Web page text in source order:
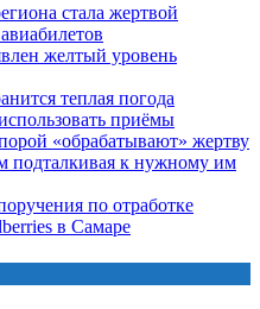
стала жертвой
желтый уровень
теплая погода
приёмы
«обрабатывают» жертву
подталкивая к нужному им
по отработке
в Самаре